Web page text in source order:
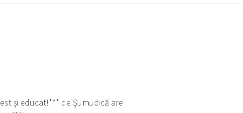
și educat!*** de Șumudică are